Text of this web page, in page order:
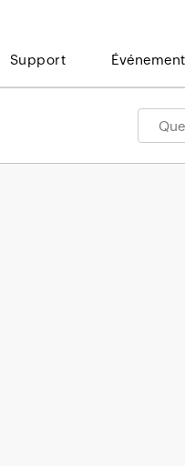
Support